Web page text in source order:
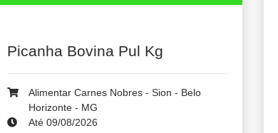
Picanha Bovina Pul Kg
Alimentar Carnes Nobres - Sion - Belo
Horizonte - MG
Até 09/08/2026